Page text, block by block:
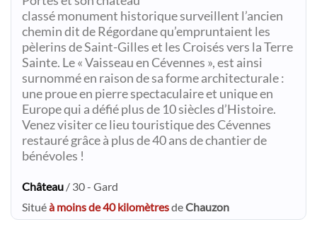
classé monument historique surveillent l’ancien
chemin dit de Régordane qu’empruntaient les
pèlerins de Saint-Gilles et les Croisés vers la Terre
Sainte. Le « Vaisseau en Cévennes », est ainsi
surnommé en raison de sa forme architecturale :
une proue en pierre spectaculaire et unique en
Europe qui a défié plus de 10 siècles d’Histoire.
Venez visiter ce lieu touristique des Cévennes
restauré grâce à plus de 40 ans de chantier de
bénévoles !
Château / 30 - Gard
Situéà moins de 40 kilomètresdeChauzon